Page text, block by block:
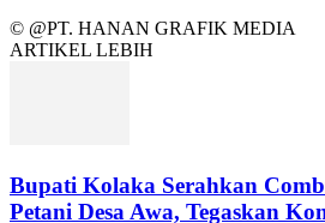
© @PT. HANAN GRAFIK MEDIA
ARTIKEL LEBIH
Bupati Kolaka Serahkan
Petani Desa Awa, Tegaskan